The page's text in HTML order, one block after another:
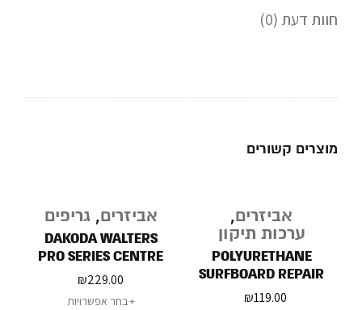
חוות דעת (0)
מוצרים קשורים
אביזרים,
ערכות תיקון
POLYURETHANE
SURFBOARD REPAIR
KIT
₪119.00
אביזרים, גריפים
DAKODA WALTERS
PRO SERIES CENTRE
DECK
₪229.00
בחר אפשרויות